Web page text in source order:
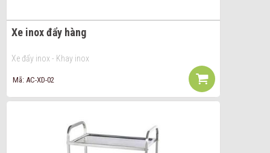
Xe inox đẩy hàng
Xe đẩy inox - Khay inox
Mã: AC-XD-02